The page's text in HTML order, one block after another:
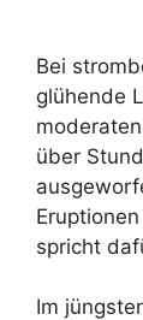
Bei
glühende
über
spricht
Im